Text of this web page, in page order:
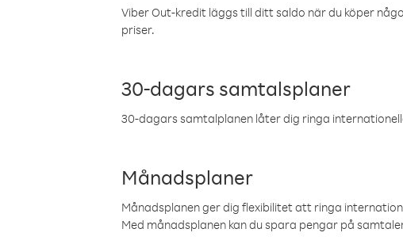
Viber Out-kredit läggs till ditt saldo när du köper
priser.
30-dagars samtalsplaner
30-dagars samtalplanen låter dig ringa
Månadsplaner
Månadsplanen ger dig flexibilitet att ringa
Med månadsplanen kan du spara pengar på